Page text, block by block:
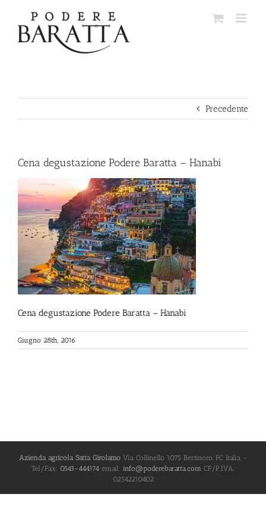
contenuto
Precedente
Cena degustazione Podere Baratta – Hanabi
Cena degustazione Podere Baratta – Hanabi
Giugno 28th, 2016
Azienda agricola Satta Girolamo Via Collinello 1075 Bertinoro, FC Italia -
Tel/Fax: 0543-444174email: info@poderebaratta.com CF/P.IVA:
02542210402